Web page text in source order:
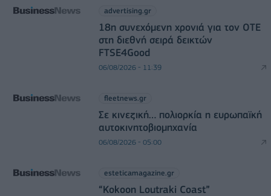
advertising.gr
18η συνεχόμενη χρονιά για τον ΟΤΕ
στη διεθνή σειρά δεικτών
FTSE4Good
06/08/2026 - 11:39
fleetnews.gr
Σε κινεζική… πολιορκία η ευρωπαϊκή
αυτοκινητοβιομηχανία
06/08/2026 - 05:00
esteticamagazine.gr
“Kokoon Loutraki Coast”